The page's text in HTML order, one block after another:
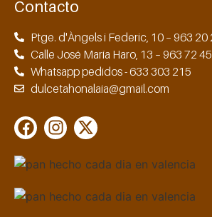
Contacto
Ptge. d'Àngels i Federic, 10 – 963 20
Calle José María Haro, 13 – 963 72
Whatsapp pedidos - 633 303 215
dulcetahonalaia@gmail.com